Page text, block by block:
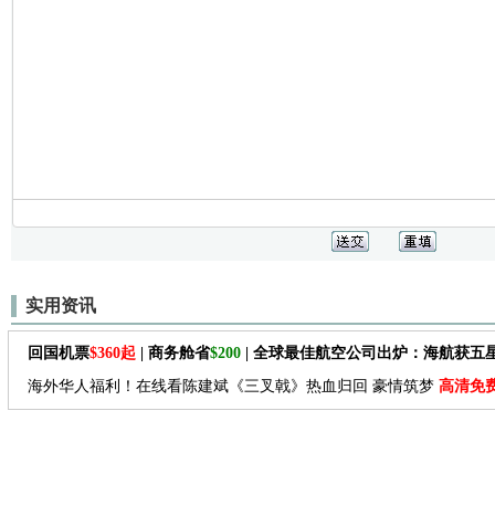
实用资讯
回国机票$360起 | 商务舱省$200 | 全球最佳航空公司出炉：海航获五
海外华人福利！在线看陈建斌《三叉戟》热血归回 豪情筑梦 高清免